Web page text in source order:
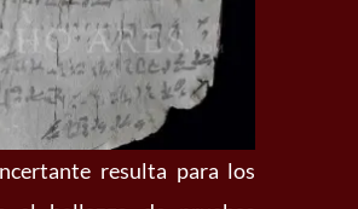
resulta para los